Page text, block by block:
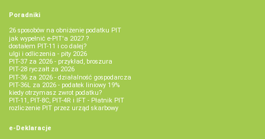
Poradniki
26 sposobów na obniżenie podatku PIT
jak wypełnić e-PIT'a 2027 ?
dostałem PIT-11 i co dalej?
ulgi i odliczenia - pity 2026
PIT-37 za 2026 - przykład, broszura
PIT-28 ryczałt za 2026
PIT-36 za 2026 - działalność gospodarcza
PIT-36L za 2026 - podatek liniowy 19%
kiedy otrzymasz zwrot podatku?
PIT-11, PIT-8C, PIT-4R i IFT - Płatnik PIT
rozliczenie PIT przez urząd skarbowy
e-Deklaracje